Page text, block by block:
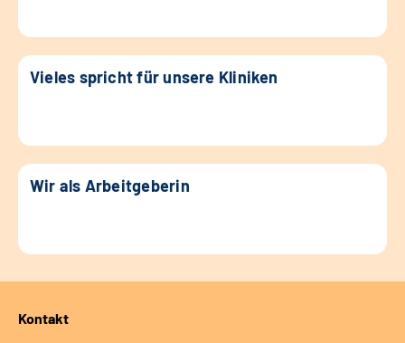
Vieles spricht für unsere Kliniken
Wir als Arbeitgeberin
Kontakt